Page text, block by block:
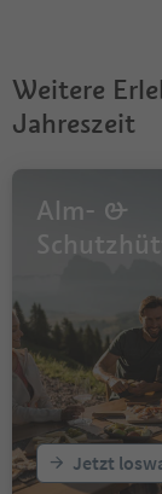
Weitere
Jahreszeit
Alm- &
Jetzt